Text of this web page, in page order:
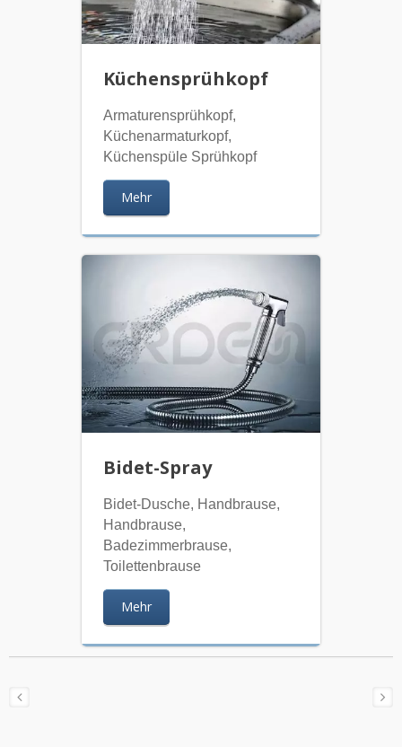
Küchensprühkopf
Armaturensprühkopf,
Küchenarmaturkopf,
Küchenspüle Sprühkopf
Mehr
Bidet-Spray
Bidet-Dusche, Handbrause,
Handbrause,
Badezimmerbrause,
Toilettenbrause
Mehr